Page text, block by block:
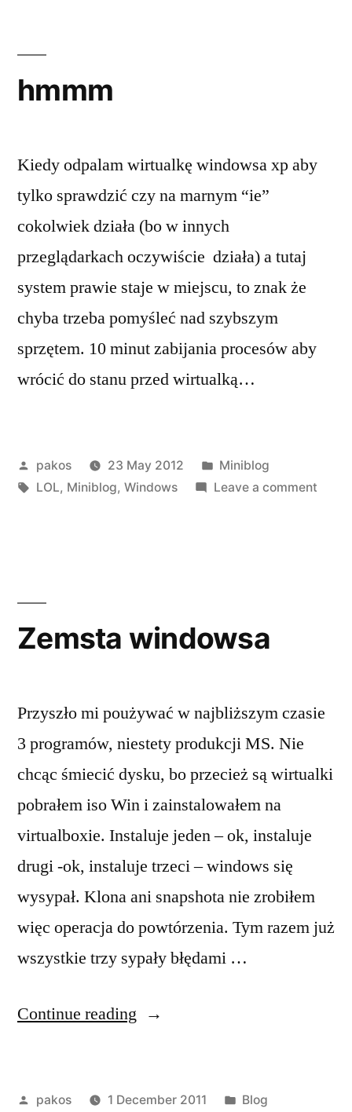
hmmm
Kiedy odpalam wirtualkę windowsa xp aby
tylko sprawdzić czy na marnym “ie”
cokolwiek działa (bo w innych
przeglądarkach oczywiście działa) a tutaj
system prawie staje w miejscu, to znak że
chyba trzeba pomyśleć nad szybszym
sprzętem. 10 minut zabijania procesów aby
wrócić do stanu przed wirtualką…
Posted
by
pakos 23 May 2012
Posted
in
Miniblog
Tags:
LOL, Miniblog, Windows Leave a commenton
Zemsta windowsa
Przyszło mi poużywać w najbliższym czasie
3 programów, niestety produkcji MS. Nie
chcąc śmiecić dysku, bo przecież są wirtualki
pobrałem iso Win i zainstalowałem na
virtualboxie. Instaluje jeden – ok, instaluje
drugi -ok, instaluje trzeci – windows się
wysypał. Klona ani snapshota nie zrobiłem
więc operacja do powtórzenia. Tym razem już
wszystkie trzy sypały błędami …
Continue reading “Zemsta
Posted
pakos 1 December 2011
Posted
Blog